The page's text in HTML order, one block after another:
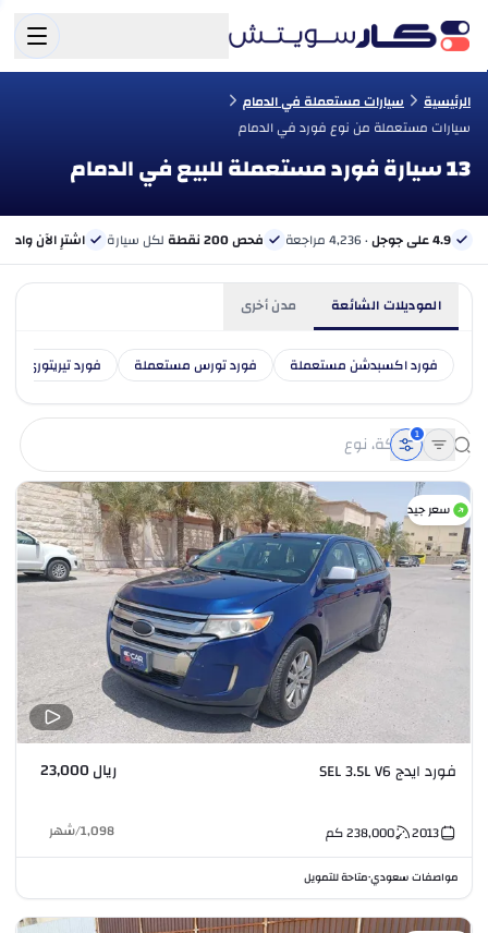
الرئيسية
سيارات مستعملة في الدمام
سيارات مستعملة من نوع فورد في الدمام
13 سيارة فورد مستعملة للبيع في الدمام
4.9 على جوجل · 4,236 مراجعة فحص 200 نقطة لكل سيارة اشترِ الآن
الموديلات الشائعة مدن أخرى
فورد اكسبدشن مستعملة فورد تورس مستعملة فورد تيريتوري
1
سعر جيد
فورد ايدج SEL 3.5L V6 ريال 23,000
2013
238,000كم 1,098
/شهر
مواصفات سعودي•متاحة للتمويل